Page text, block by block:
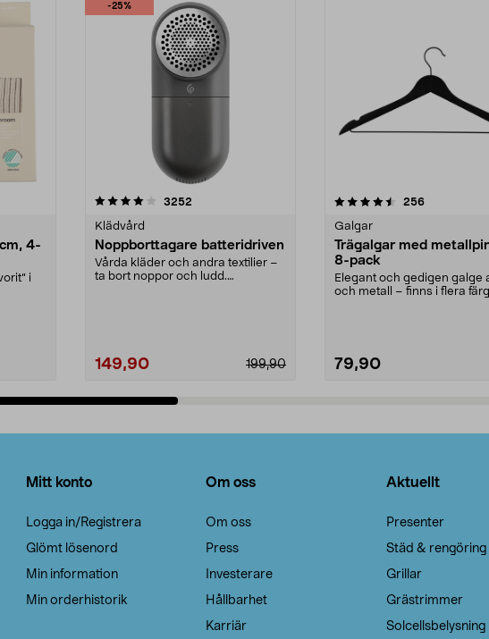
4-
i
-25%
3252
Klädvård
Noppborttagare batteridriven
Vårda kläder och andra textilier –
ta bort noppor och ludd.
199,90
149,90
4.5av 5 stjärnor 256recensioner
Galgar
Trägalgar med
8-pack
Elegant och gedigen galge
och metall – finns i flera
79,90
4.0av 5 stjärnor
Mitt konto
Logga in/Registrera
Glömt lösenord
Min information
Min orderhistorik
Om oss
Om oss
Press
Investerare
Hållbarhet
Karriär
Aktuellt
Presenter
Städ & rengöring
Grillar
Grästrimmer
Solcellsbelysning